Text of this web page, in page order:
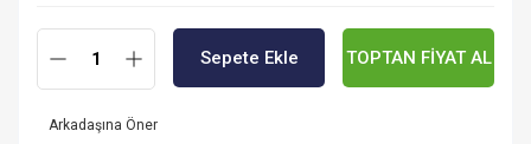
Sepete Ekle TOPTAN FİYAT AL
Arkadaşına Öner